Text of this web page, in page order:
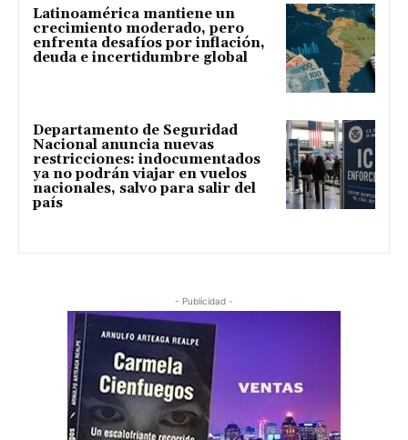
Latinoamérica mantiene un
crecimiento moderado, pero
enfrenta desafíos por inflación,
deuda e incertidumbre global
Departamento de Seguridad
Nacional anuncia nuevas
restricciones: indocumentados
ya no podrán viajar en vuelos
nacionales, salvo para salir del
país
- Publicidad -